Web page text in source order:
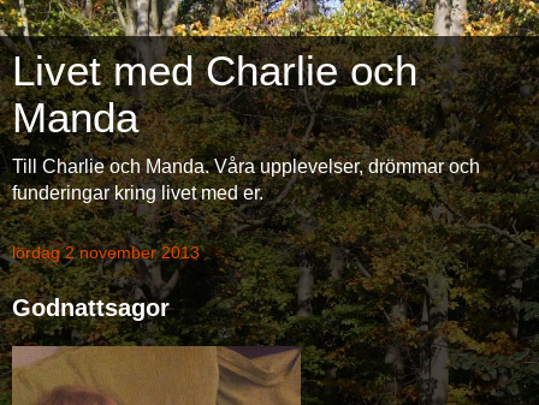
Livet med Charlie och
Manda
Till Charlie och Manda. Våra upplevelser, drömmar och
funderingar kring livet med er.
lördag 2 november 2013
Godnattsagor